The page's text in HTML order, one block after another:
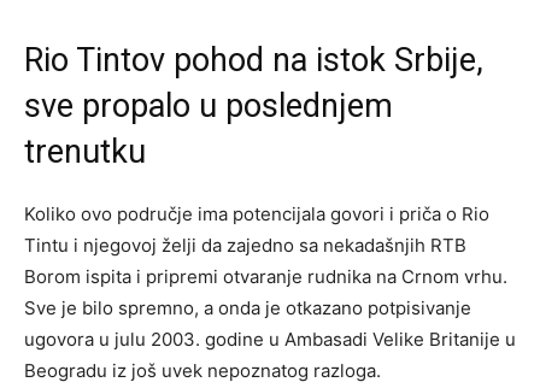
Rio Tintov pohod na istok Srbije,
sve propalo u poslednjem
trenutku
Koliko ovo područje ima potencijala govori i priča o Rio
Tintu i njegovoj želji da zajedno sa nekadašnjih RTB
Borom ispita i pripremi otvaranje rudnika na Crnom vrhu.
Sve je bilo spremno, a onda je otkazano potpisivanje
ugovora u julu 2003. godine u Ambasadi Velike Britanije u
Beogradu iz još uvek nepoznatog razloga.